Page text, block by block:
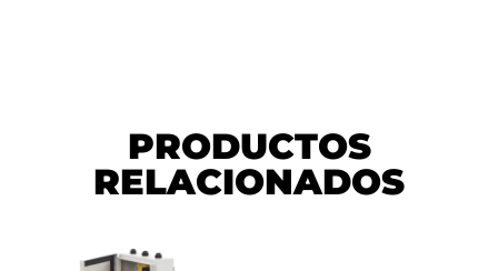
PRODUCTOS
RELACIONADOS